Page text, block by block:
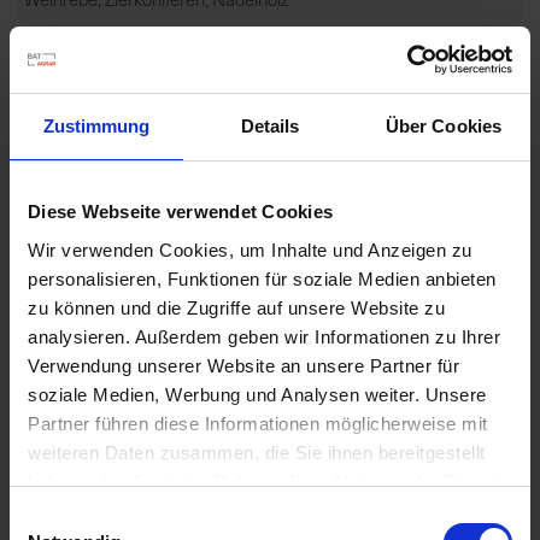
Zustimmung Details Über Cookies
Diese Webseite verwendet Cookies
Wir verwenden Cookies, um Inhalte und Anzeigen zu
personalisieren, Funktionen für soziale Medien anbieten
zu können und die Zugriffe auf unsere Website zu
analysieren. Außerdem geben wir Informationen zu Ihrer
Verwendung unserer Website an unsere Partner für
soziale Medien, Werbung und Analysen weiter. Unsere
Partner führen diese Informationen möglicherweise mit
weiteren Daten zusammen, die Sie ihnen bereitgestellt
haben oder die sie im Rahmen Ihrer Nutzung der Dienste
Zugelassene Schaderreger
PFLANZEN: MONOKOTYLE SCHAD-
Piktogrammcode
GHS09
Gefahrenhinweise
EUH401-ZUR VERMEIDUNG VON RISIKEN FÜR MENSCH
UND UMWELT DIE GEBRAUCHSANLEITUNG EINHALTEN.
H400-SEHR...
mehr
Signalword